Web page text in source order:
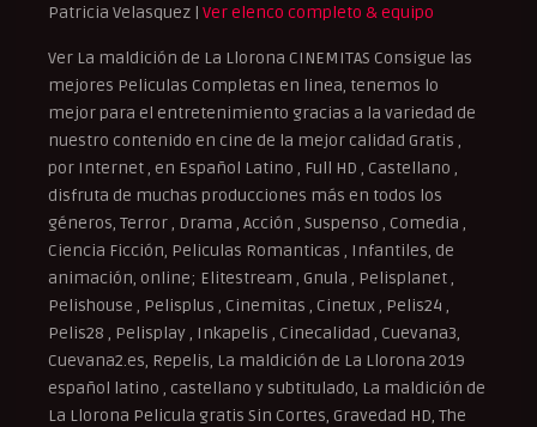
Patricia Velasquez | Ver elenco completo & equipo
Ver La maldición de La Llorona CINEMITAS Consigue las
mejores Peliculas Completas en linea, tenemos lo
mejor para el entretenimiento gracias a la variedad de
nuestro contenido en cine de la mejor calidad Gratis ,
por Internet , en Español Latino , Full HD , Castellano ,
disfruta de muchas producciones más en todos los
géneros, Terror , Drama , Acción , Suspenso , Comedia ,
Ciencia Ficción, Peliculas Romanticas , Infantiles, de
animación, online; Elitestream , Gnula , Pelisplanet ,
Pelishouse , Pelisplus , Cinemitas , Cinetux , Pelis24 ,
Pelis28 , Pelisplay , Inkapelis , Cinecalidad , Cuevana3,
Cuevana2.es, Repelis, La maldición de La Llorona 2019
español latino , castellano y subtitulado, La maldición de
La Llorona Pelicula gratis Sin Cortes, Gravedad HD, The